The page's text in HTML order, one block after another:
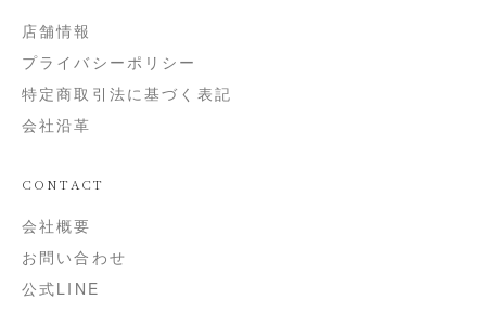
店舗情報
プライバシーポリシー
特定商取引法に基づく表記
会社沿革
CONTACT
会社概要
お問い合わせ
公式LINE